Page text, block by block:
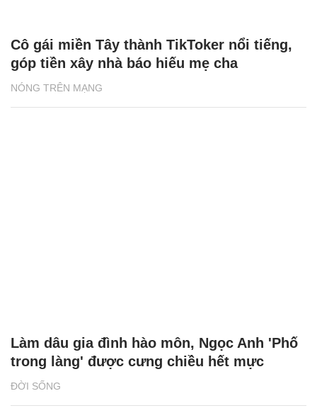
NÓNG TRÊN MẠNG
Cô gái miền Tây thành TikToker nổi tiếng,
góp tiền xây nhà báo hiếu mẹ cha
ĐỜI SỐNG
Làm dâu gia đình hào môn, Ngọc Anh 'Phố
trong làng' được cưng chiều hết mực